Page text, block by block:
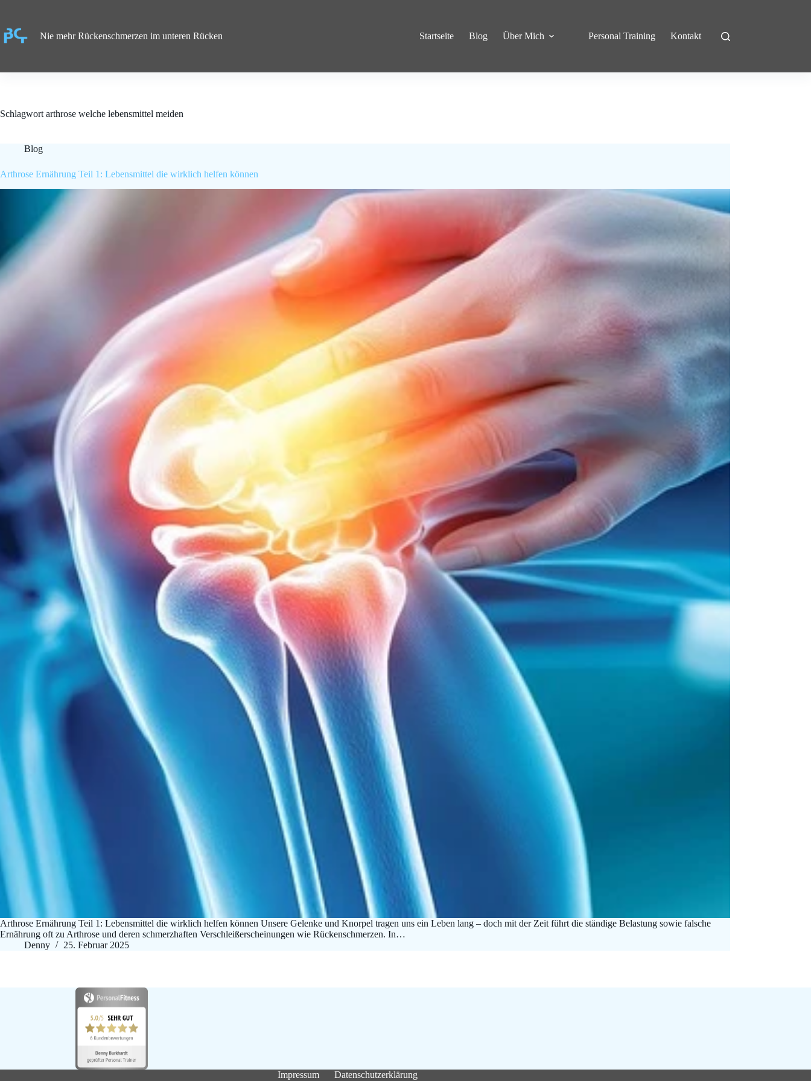
springen
Nie mehr Rückenschmerzen im unteren Rücken
Startseite Blog Über Mich Personal Training Kontakt
Schlagwort arthrose welche lebensmittel meiden
Blog
Arthrose Ernährung Teil 1: Lebensmittel die wirklich helfen können
Arthrose Ernährung Teil 1: Lebensmittel die wirklich helfen können Unsere Gelenke und Knorpel tragen uns ein Leben lang – doch mit der Zeit führt die ständige Belastung sowie falsche
Ernährung oft zu Arthrose und deren schmerzhaften Verschleißerscheinungen wie Rückenschmerzen. In…
Denny
25. Februar 2025
Impressum
Datenschutzerklärung